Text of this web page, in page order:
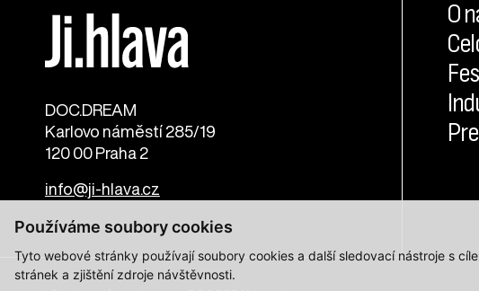
Používáme soubory cookies
Tyto webové stránky používají soubory cookies a další sledovací nástroje s
stránek a zjištění zdroje návštěvnosti.
DOC.DREAM​
Karlovo náměstí 285/19
120 00 Praha 2
info@ji-hlava.cz
O